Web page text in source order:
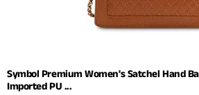
Symbol Premium Women's Satchel Hand
Imported PU ...